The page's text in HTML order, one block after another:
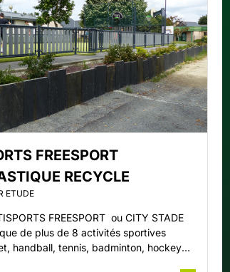
FREESPORT
RECYCLE
ETUDE
FREESPORT ou CITY STADE
de plus de 8 activités sportives
handball, tennis, badminton, hockey